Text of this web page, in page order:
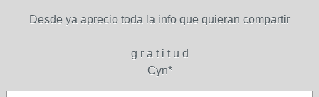
Desde ya aprecio toda la info que quieran compartir
g r a t i t u d
Cyn*